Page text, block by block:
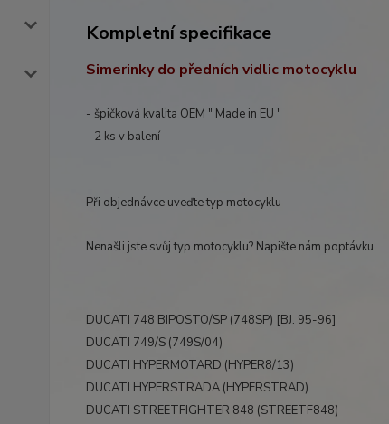
Kompletní specifikace
Simerinky do předních vidlic motocyklu
- špičková kvalita OEM " Made in EU "
- 2 ks v balení
Při objednávce uveďte typ motocyklu
Nenašli jste svůj typ motocyklu? Napište nám poptávku.
DUCATI 748 BIPOSTO/SP (748SP) [BJ. 95-96]
DUCATI 749/S (749S/04)
DUCATI HYPERMOTARD (HYPER8/13)
DUCATI HYPERSTRADA (HYPERSTRAD)
DUCATI STREETFIGHTER 848 (STREETF848)